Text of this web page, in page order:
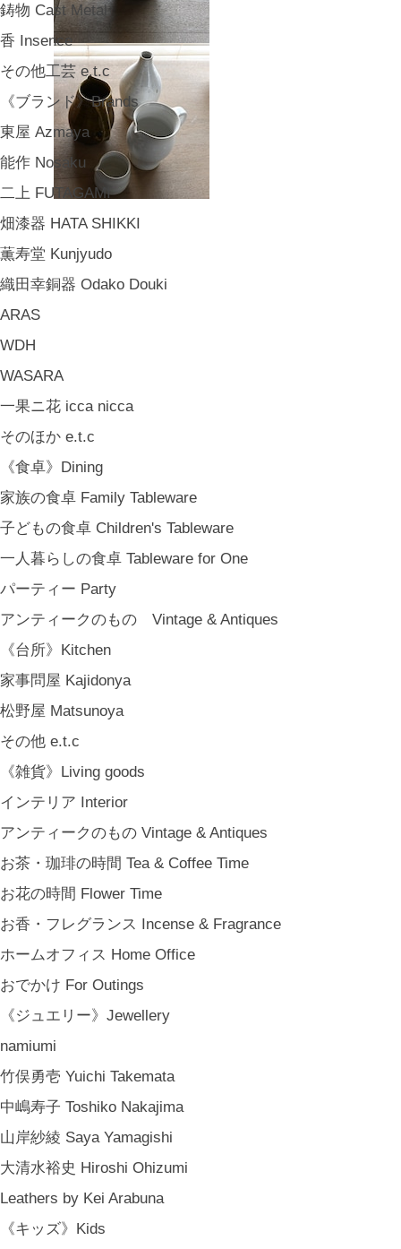
鋳物 Cast Metal
香 Insence
その他工芸 e.t.c
《ブランド》Brands
東屋 Azmaya
能作 Nosaku
二上 FUTAGAMI
畑漆器 HATA SHIKKI
薫寿堂 Kunjyudo
織田幸銅器 Odako Douki
ARAS
WDH
WASARA
一果ニ花 icca nicca
そのほか e.t.c
《食卓》Dining
家族の食卓 Family Tableware
子どもの食卓 Children's Tableware
一人暮らしの食卓 Tableware for One
パーティー Party
アンティークのもの Vintage & Antiques
《台所》Kitchen
家事問屋 Kajidonya
松野屋 Matsunoya
その他 e.t.c
《雑貨》Living goods
インテリア Interior
アンティークのもの Vintage & Antiques
お茶・珈琲の時間 Tea & Coffee Time
お花の時間 Flower Time
お香・フレグランス Incense & Fragrance
ホームオフィス Home Office
おでかけ For Outings
《ジュエリー》Jewellery
namiumi
竹俣勇壱 Yuichi Takemata
中嶋寿子 Toshiko Nakajima
山岸紗綾 Saya Yamagishi
大清水裕史 Hiroshi Ohizumi
Leathers by Kei Arabuna
《キッズ》Kids